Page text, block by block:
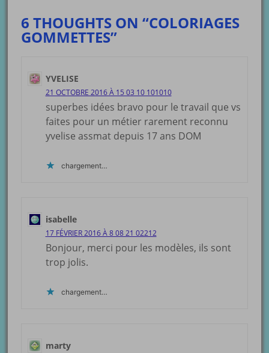
6 THOUGHTS ON “COLORIAGES
GOMMETTES”
YVELISE
21 OCTOBRE 2016 À 15 03 10 101010
superbes idées bravo pour le travail que vs
faites pour un métier rarement reconnu
yvelise assmat depuis 17 ans DOM
chargement…
isabelle
17 FÉVRIER 2016 À 8 08 21 02212
Bonjour, merci pour les modèles, ils sont
trop jolis.
chargement…
marty